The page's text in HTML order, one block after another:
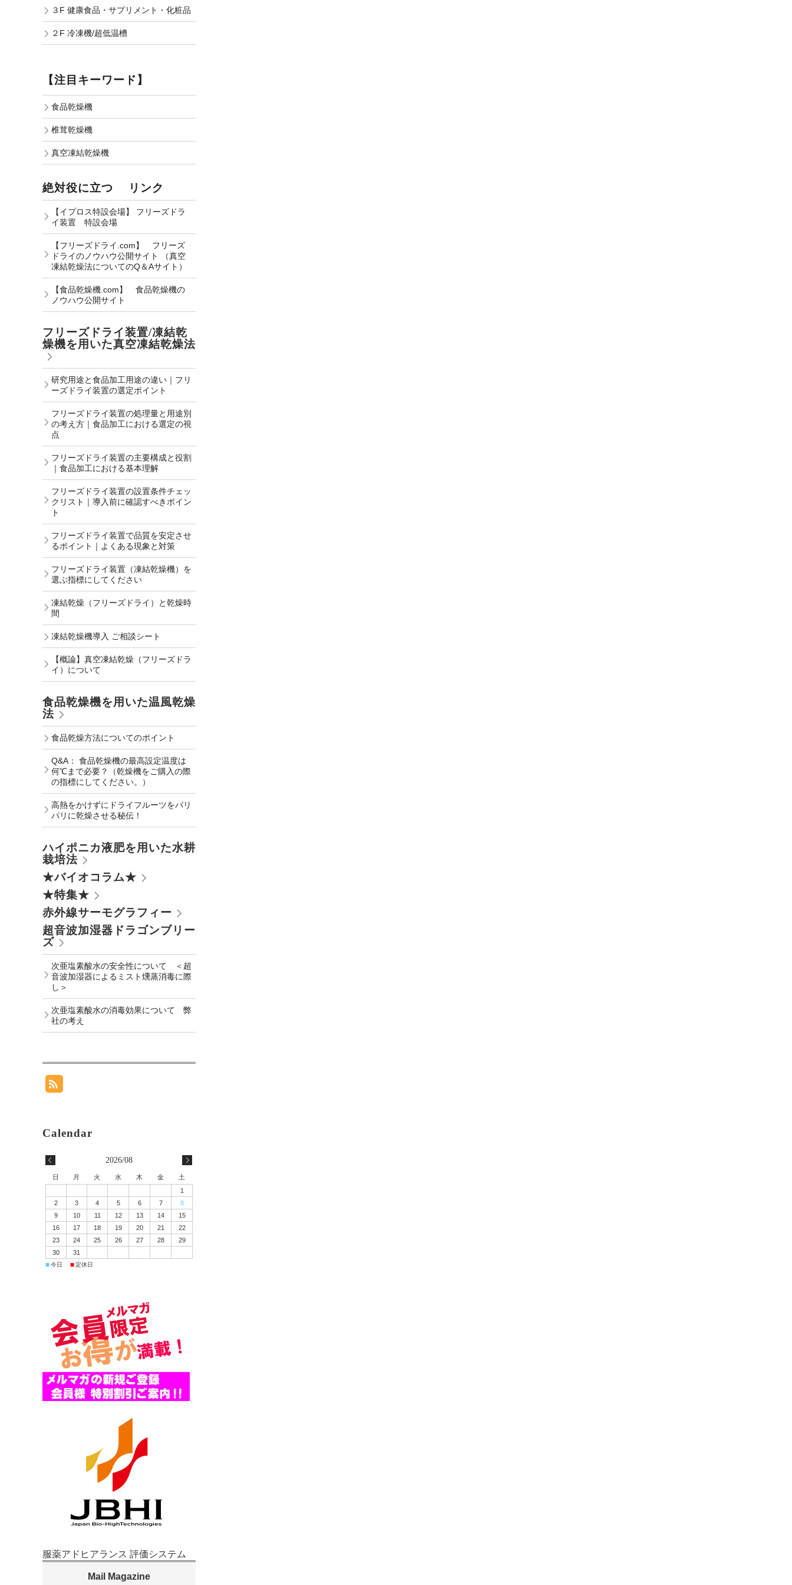
３F 健康食品・サプリメント・化粧品
２F 冷凍機/超低温槽
【注目キーワード】
食品乾燥機
椎茸乾燥機
真空凍結乾燥機
絶対役に立つ リンク
【イプロス特設会場】 フリーズドラ
イ装置 特設会場
【フリーズドライ.com】 フリーズ
ドライのノウハウ公開サイト （真空
凍結乾燥法についてのQ＆Aサイト）
【食品乾燥機.com】 食品乾燥機の
ノウハウ公開サイト
フリーズドライ装置/凍結乾
燥機を用いた真空凍結乾燥法
研究用途と食品加工用途の違い｜フリ
ーズドライ装置の選定ポイント
フリーズドライ装置の処理量と用途別
の考え方｜食品加工における選定の視
点
フリーズドライ装置の主要構成と役割
｜食品加工における基本理解
フリーズドライ装置の設置条件チェッ
クリスト｜導入前に確認すべきポイン
ト
フリーズドライ装置で品質を安定させ
るポイント｜よくある現象と対策
フリーズドライ装置（凍結乾燥機）を
選ぶ指標にしてください
凍結乾燥（フリーズドライ）と乾燥時
間
凍結乾燥機導入 ご相談シート
【概論】真空凍結乾燥（フリーズドラ
イ）について
食品乾燥機を用いた温風乾燥
法
食品乾燥方法についてのポイント
Q&A： 食品乾燥機の最高設定温度は
何℃まで必要？（乾燥機をご購入の際
の指標にしてください。）
高熱をかけずにドライフルーツをパリ
パリに乾燥させる秘伝！
ハイポニカ液肥を用いた水耕
栽培法
★バイオコラム★
★特集★
赤外線サーモグラフィー
超音波加湿器ドラゴンブリー
ズ
次亜塩素酸水の安全性について ＜超
音波加湿器によるミスト燻蒸消毒に際
し＞
次亜塩素酸水の消毒効果について 弊
社の考え
2026/08
日 月 火 水 木 金
土
1
2
3 4 5 6 7
8
9
10 11 12 13 14
15
16
17 18 19 20 21
22
23
24 25 26 27 28
29
30
31
■今日 ■定休日
服薬アドヒアランス 評価システム